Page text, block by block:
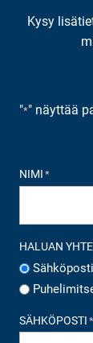
Kysy
"*" näyttää
NIMI *
HALUAN
SÄHKÖPOSTI *